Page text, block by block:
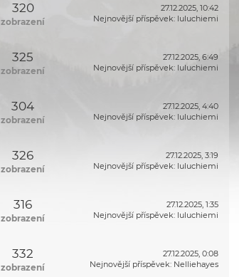
320
zobrazení
27.12.2025, 10:42
Nejnovější příspěvek: luluchiemi
325
zobrazení
27.12.2025, 6:49
Nejnovější příspěvek: luluchiemi
304
zobrazení
27.12.2025, 4:40
Nejnovější příspěvek: luluchiemi
326
zobrazení
27.12.2025, 3:19
Nejnovější příspěvek: luluchiemi
316
zobrazení
27.12.2025, 1:35
Nejnovější příspěvek: luluchiemi
332
zobrazení
27.12.2025, 0:08
Nejnovější příspěvek: Nelliehayes